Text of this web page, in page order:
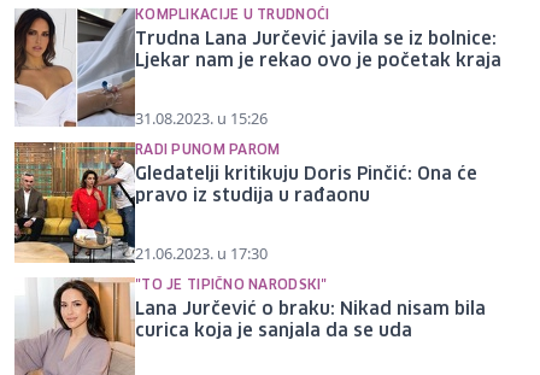
KOMPLIKACIJE U TRUDNOĆI
Trudna Lana Jurčević javila se iz bolnice:
Ljekar nam je rekao ovo je početak kraja
31.08.2023. u 15:26
RADI PUNOM PAROM
Gledatelji kritikuju Doris Pinčić: Ona će
pravo iz studija u rađaonu
21.06.2023. u 17:30
"TO JE TIPIČNO NARODSKI"
Lana Jurčević o braku: Nikad nisam bila
curica koja je sanjala da se uda